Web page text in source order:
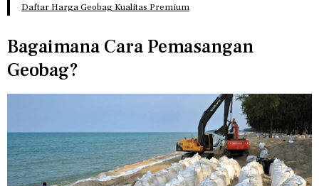
Daftar Harga Geobag Kualitas Premium
Bagaimana Cara Pemasangan
Geobag?